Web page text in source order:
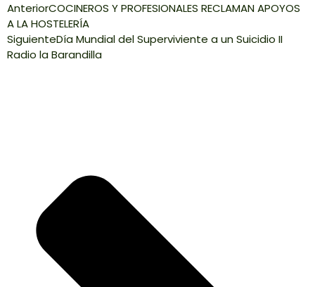
AnteriorCOCINEROS Y PROFESIONALES RECLAMAN APOYOS
A LA HOSTELERÍA
SiguienteDía Mundial del Superviviente a un Suicidio II
Radio la Barandilla